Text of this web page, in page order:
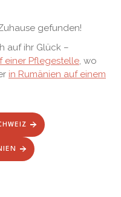
gefunden!
auf ihr Glück –
einer Pflegestelle, wo
in Rumänien auf einem